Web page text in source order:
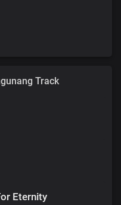
Track
Eternity